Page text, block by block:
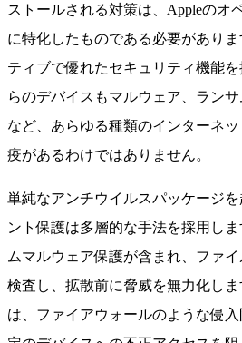
ストールされる対策は、Appleのオ
に特化したものである必要があり
ティブで優れたセキュリティ機能
らのデバイスもマルウェア、ラン
など、あらゆる種類のインターネ
疫があるわけではありません。
単純なアンチウイルスパッケージ
ント保護は多層的な手法を採用し
ムマルウェア保護が含まれ、ファ
検査し、拡散前に脅威を無力化し
は、ファイアウォールのような侵